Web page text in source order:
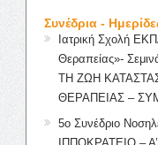
Συνέδρια -
Ιατρική Σχολή
Θεραπείας»-
ΤΗ ΖΩΗ
ΘΕΡΑΠΕΙΑΣ –
5ο Συνέδριο